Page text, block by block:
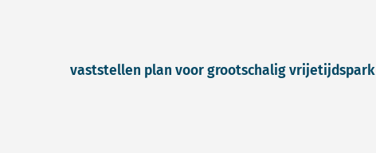
vaststellen plan voor grootschalig vrijetijdspark